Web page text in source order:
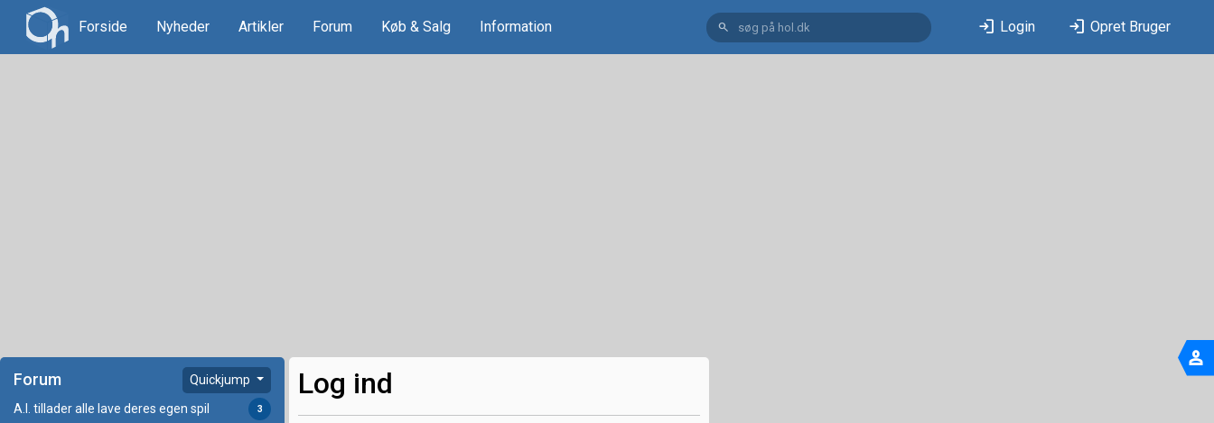
Forside Nyheder Artikler Forum Køb & Salg Information search login Login login Opret Bruger
Forum Quickjump
A.I. tillader alle lave deres egen spil 3
Log ind
person